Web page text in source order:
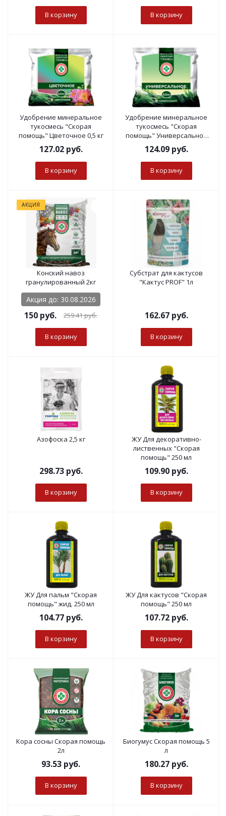
В корзину
В корзину
Удобрение минеральное
тукосмесь "Скорая
помощь" Цветочное 0,5 кг
127.02руб.
В корзину
Удобрение минеральное
тукосмесь "Скорая
помощь" Универсальное
0,5 кг
124.09руб.
В корзину
АКЦИЯ
Конский навоз
гранулированный 2кг
Акция до: 30.08.2026
150 руб. 259.41руб.
В корзину
Субстрат для кактусов
"Кактус PROF" 1л
162.67руб.
В корзину
Азофоска 2,5 кг
298.73руб.
В корзину
ЖУ Для декоративно-
лиственных "Скорая
помощь" 250 мл
109.90руб.
В корзину
ЖУ Для пальм "Скорая
помощь" жид. 250 мл
104.77руб.
В корзину
ЖУ Для кактусов "Скорая
помощь" 250 мл
107.72руб.
В корзину
Кора сосны Скорая помощь
2л
93.53 руб.
В корзину
Биогумус Скорая помощь 5
л
180.27руб.
В корзину